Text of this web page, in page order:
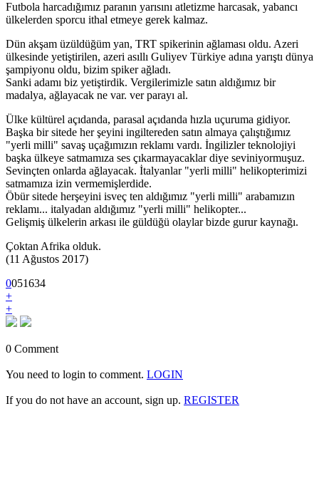
Futbola harcadığımız paranın yarısını atletizme harcasak, yabancı
ülkelerden sporcu ithal etmeye gerek kalmaz.
Dün akşam üzüldüğüm yan, TRT spikerinin ağlaması oldu. Azeri
ülkesinde yetiştirilen, azeri asıllı Guliyev Türkiye adına yarıştı dünya
şampiyonu oldu, bizim spiker ağladı.
Sanki adamı biz yetiştirdik. Vergilerimizle satın aldığımız bir
madalya, ağlayacak ne var. ver parayı al.
Ülke kültürel açıdanda, parasal açıdanda hızla uçuruma gidiyor.
Başka bir sitede her şeyini ingiltereden satın almaya çalıştığımız
"yerli milli" savaş uçağımızın reklamı vardı. İngilizler teknolojiyi
başka ülkeye satmamıza ses çıkarmayacaklar diye seviniyormuşuz.
Sevinçten onlarda ağlayacak. İtalyanlar "yerli milli" helikopterimizi
satmamıza izin vermemişlerdide.
Öbür sitede herşeyini isveç ten aldığımız "yerli milli" arabamızın
reklamı... italyadan aldığımız "yerli milli" helikopter...
Gelişmiş ülkelerin arkası ile güldüğü olaylar bizde gurur kaynağı.
Çoktan Afrika olduk.
(11 Ağustos 2017)
0051634
+
+
0 Comment
You need to login to comment. LOGIN
If you do not have an account, sign up. REGISTER